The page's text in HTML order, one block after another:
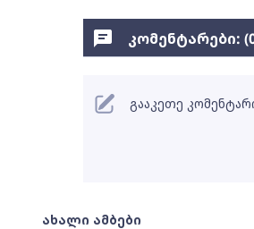
ახალი ამბები
კომენტარები: (
გააკეთე